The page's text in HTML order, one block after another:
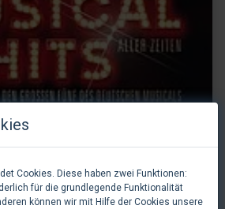
Cookies. Diese haben zwei Funktionen:
für die grundlegende Funktionalität
können wir mit Hilfe der Cookies unsere